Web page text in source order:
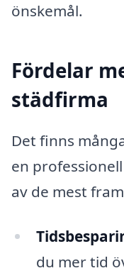
önskemål.
Fördelar
städfirma
Det finns
en
av de mest
du mer tid